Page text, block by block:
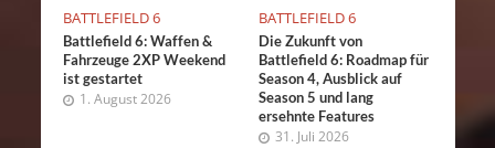
BATTLEFIELD 6
Battlefield 6: Waffen &
Fahrzeuge 2XP Weekend
ist gestartet
1. August 2026
BATTLEFIELD 6
Die Zukunft von
Battlefield 6: Roadmap für
Season 4, Ausblick auf
Season 5 und lang
ersehnte Features
31. Juli 2026